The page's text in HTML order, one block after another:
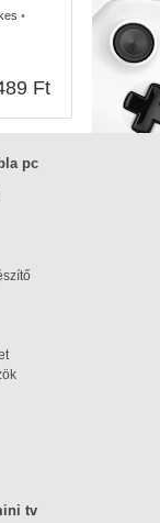
•
Ft
pc
tv